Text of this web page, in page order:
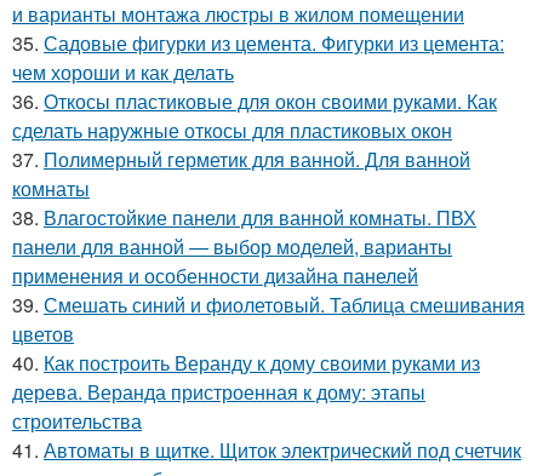
и варианты монтажа люстры в жилом помещении
35. Садовые фигурки из цемента. Фигурки из цемента:
чем хороши и как делать
36. Откосы пластиковые для окон своими руками. Как
сделать наружные откосы для пластиковых окон
37. Полимерный герметик для ванной. Для ванной
комнаты
38. Влагостойкие панели для ванной комнаты. ПВХ
панели для ванной — выбор моделей, варианты
применения и особенности дизайна панелей
39. Смешать синий и фиолетовый. Таблица смешивания
цветов
40. Как построить Веранду к дому своими руками из
дерева. Веранда пристроенная к дому: этапы
строительства
41. Автоматы в щитке. Щиток электрический под счетчик